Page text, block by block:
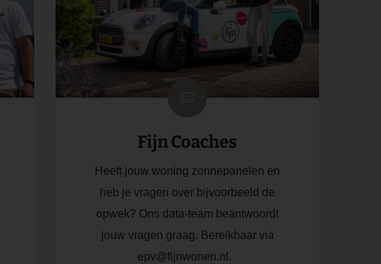
Fijn Coaches
Heeft jouw woning zonnepanelen en
heb je vragen over bijvoorbeeld de
opwek? Ons data-team beantwoordt
jouw vragen graag. Bereikbaar via
epv@fijnwonen.nl.